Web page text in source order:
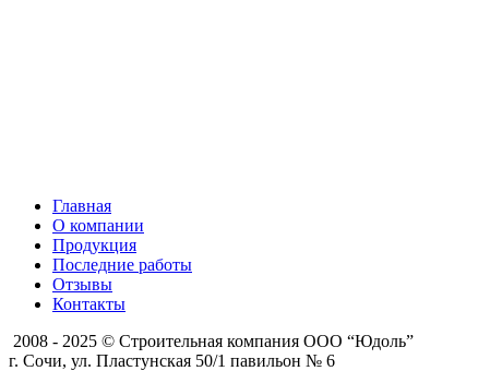
Главная
О компании
Продукция
Последние работы
Отзывы
Контакты
2008 - 2025 © Строительная компания ООО “Юдоль”
г. Сочи, ул. Пластунская 50/1 павильон № 6